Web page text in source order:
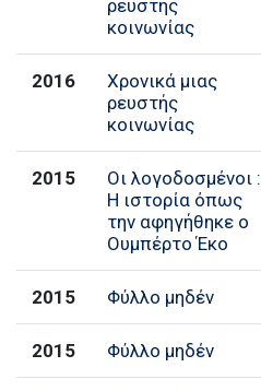
ρευστής
κοινωνίας
2016
Χρονικά μιας
ρευστής
κοινωνίας
2015
Οι λογοδοσμένοι :
Η ιστορία όπως
την αφηγήθηκε ο
Ουμπέρτο Έκο
2015 Φύλλο μηδέν
2015 Φύλλο μηδέν